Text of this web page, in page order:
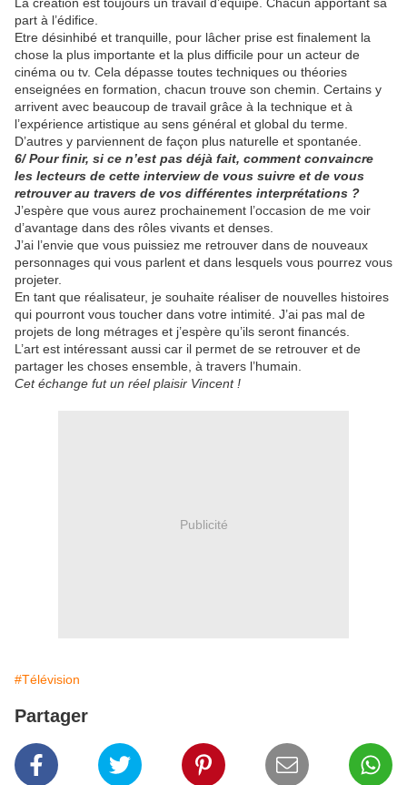
part à l’édifice.
Etre désinhibé et tranquille, pour lâcher prise est finalement la
chose la plus importante et la plus difficile pour un acteur de
cinéma ou tv. Cela dépasse toutes techniques ou théories
enseignées en formation, chacun trouve son chemin. Certains y
arrivent avec beaucoup de travail grâce à la technique et à
l’expérience artistique au sens général et global du terme.
D’autres y parviennent de façon plus naturelle et spontanée.
6/ Pour finir, si ce n’est pas déjà fait, comment convaincre
les lecteurs de cette interview de vous suivre et de vous
retrouver au travers de vos différentes interprétations ?
J’espère que vous aurez prochainement l’occasion de me voir
d’avantage dans des rôles vivants et denses.
J’ai l’envie que vous puissiez me retrouver dans de nouveaux
personnages qui vous parlent et dans lesquels vous pourrez vous
projeter.
En tant que réalisateur, je souhaite réaliser de nouvelles histoires
qui pourront vous toucher dans votre intimité. J’ai pas mal de
projets de long métrages et j’espère qu’ils seront financés.
L’art est intéressant aussi car il permet de se retrouver et de
partager les choses ensemble, à travers l’humain.
Cet échange fut un réel plaisir Vincent !
Publicité
#Télévision
Partager